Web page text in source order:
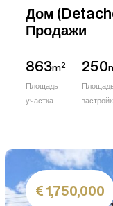
Дом
Продажи
863m2
Площадь
участка
250
Площадь
1,750,000